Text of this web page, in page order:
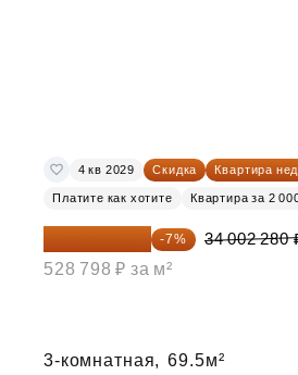
4 кв 2029 Скидка Квартира
Платите как хотите Квартира за 2
31 622 120 ₽ -7%
34 002 280
528 798 ₽ за м²
3-комнатная, 69.5м²